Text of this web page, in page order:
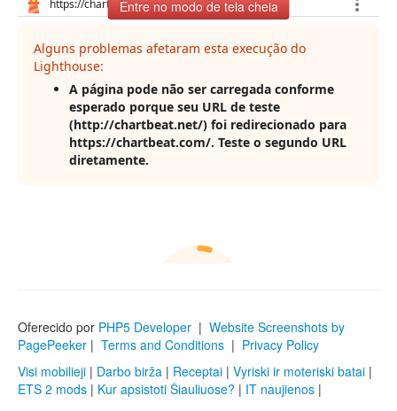
Entre no modo de tela cheia
Oferecido por PHP5 Developer | Website Screenshots by
PagePeeker | Terms and Conditions | Privacy Policy
Visi mobilieji | Darbo birža | Receptai | Vyriski ir moteriski batai |
ETS 2 mods | Kur apsistoti Šiauliuose? | IT naujienos |